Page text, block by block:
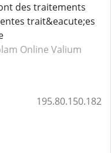
des traitements
trait&eacute;es
Online Valium
195.80.150.182